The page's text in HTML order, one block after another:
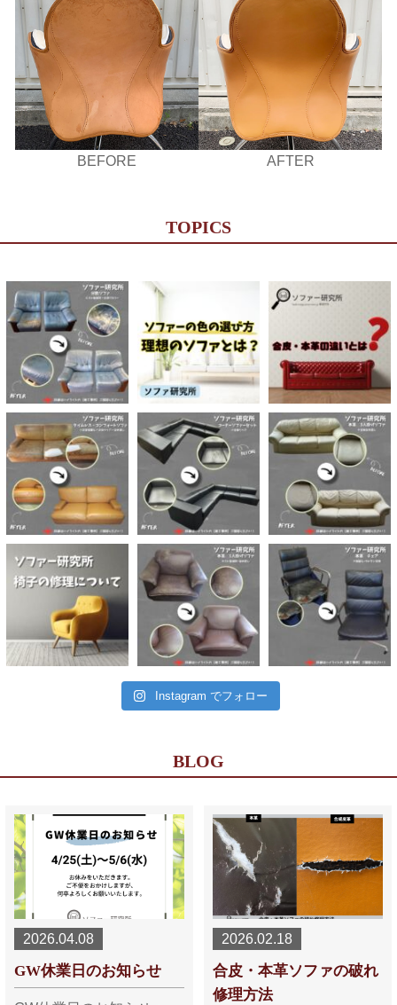
BEFORE AFTER
TOPICS
Instagram でフォロー
BLOG
2026.02.18
合皮・本革ソファの破れ
2026.01.30
施工事例【アクタスソフ
ァ】